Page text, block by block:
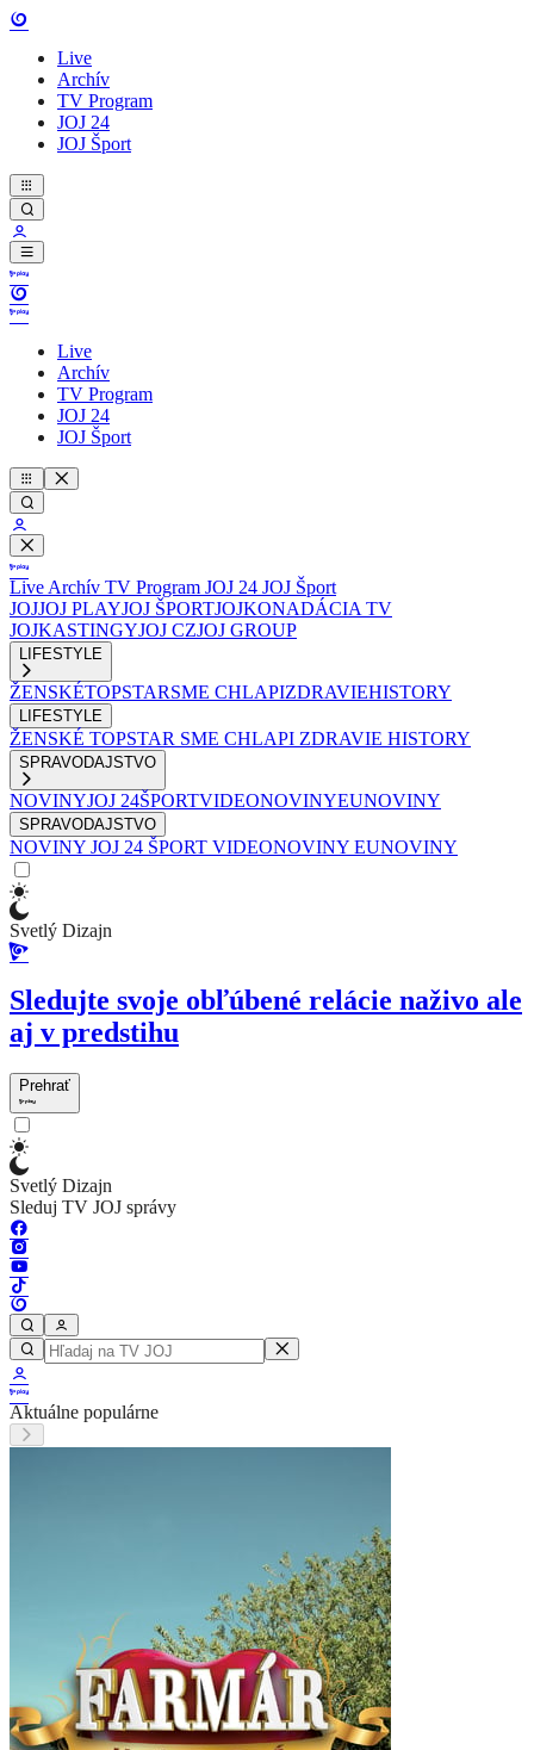
Live
Archív
TV Program
JOJ 24
JOJ Šport
Live
Archív
TV Program
JOJ 24
JOJ Šport
Live Archív TV Program JOJ 24 JOJ Šport
JOJJOJ PLAYJOJ ŠPORTJOJKONADÁCIA TV
JOJKASTINGYJOJ CZJOJ GROUP
LIFESTYLE
ŽENSKÉTOPSTARSME CHLAPIZDRAVIEHISTORY
LIFESTYLE
ŽENSKÉ TOPSTAR SME CHLAPI ZDRAVIE HISTORY
SPRAVODAJSTVO
NOVINYJOJ 24ŠPORTVIDEONOVINYEUNOVINY
SPRAVODAJSTVO
NOVINY JOJ 24 ŠPORT VIDEONOVINY EUNOVINY
Svetlý Dizajn
Sledujte svoje obľúbené relácie naživo ale
aj v predstihu
Prehrať
Svetlý Dizajn
Sleduj TV JOJ správy
Aktuálne populárne